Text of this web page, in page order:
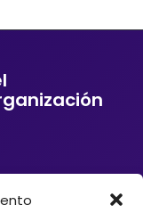
ofrecer a sus